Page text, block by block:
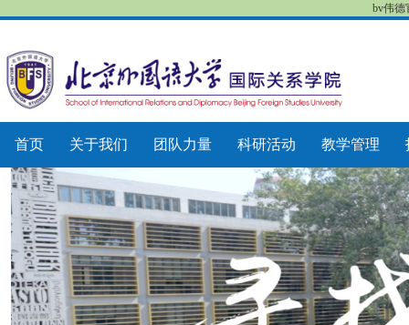
bv伟德
首页 关于我们 团队力量 科研活动 教学管理